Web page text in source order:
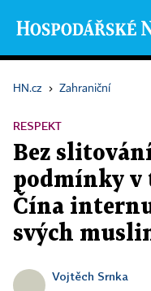
HN.cz › Zahraniční
RESPEKT
Bez
podmínky v
Čína
svých
Vojtěch Srnka